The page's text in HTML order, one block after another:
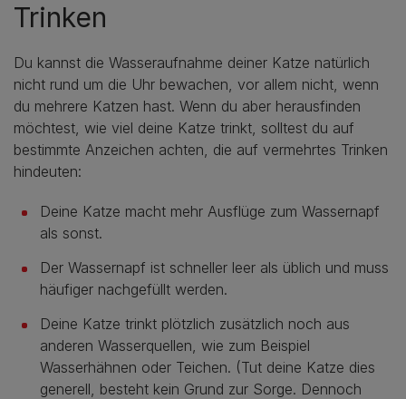
Trinken
Du kannst die Wasseraufnahme deiner Katze natürlich
nicht rund um die Uhr bewachen, vor allem nicht, wenn
du mehrere Katzen hast. Wenn du aber herausfinden
möchtest, wie viel deine Katze trinkt, solltest du auf
bestimmte Anzeichen achten, die auf vermehrtes Trinken
hindeuten:
Deine Katze macht mehr Ausflüge zum Wassernapf
als sonst.
Der Wassernapf ist schneller leer als üblich und muss
häufiger nachgefüllt werden.
Deine Katze trinkt plötzlich zusätzlich noch aus
anderen Wasserquellen, wie zum Beispiel
Wasserhähnen oder Teichen. (Tut deine Katze dies
generell, besteht kein Grund zur Sorge. Dennoch